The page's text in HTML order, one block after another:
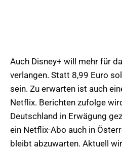
Auch Disney+ will mehr für
verlangen. Statt 8,99 Euro
sein. Zu erwarten ist auch
Netflix. Berichten zufolge
Deutschland in Erwägung
ein Netflix-Abo auch in
bleibt abzuwarten. Aktuell